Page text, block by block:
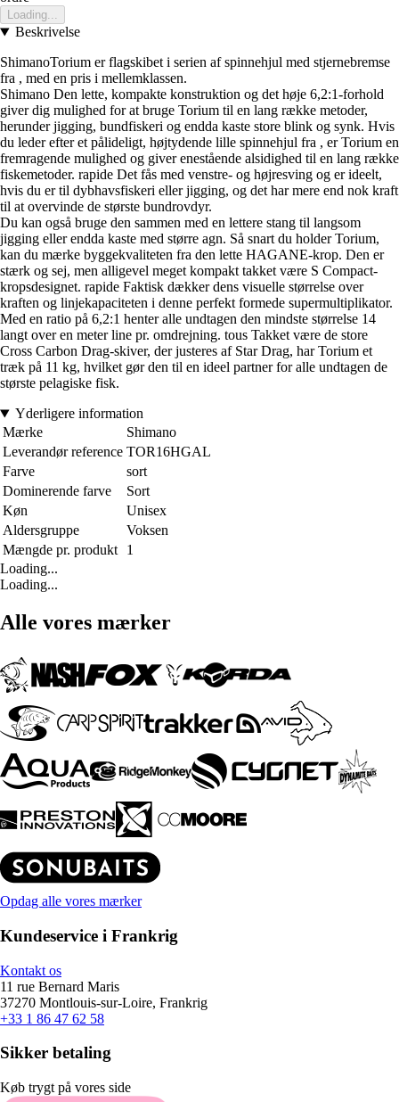
Loading...
Beskrivelse
ShimanoTorium er flagskibet i serien af spinnehjul med stjernebremse
fra , med en pris i mellemklassen.
Shimano Den lette, kompakte konstruktion og det høje 6,2:1-forhold
giver dig mulighed for at bruge Torium til en lang række metoder,
herunder jigging, bundfiskeri og endda kaste store blink og synk. Hvis
du leder efter et pålideligt, højtydende lille spinnehjul fra , er Torium en
fremragende mulighed og giver enestående alsidighed til en lang række
fiskemetoder. rapide Det fås med venstre- og højresving og er ideelt,
hvis du er til dybhavsfiskeri eller jigging, og det har mere end nok kraft
til at overvinde de største bundrovdyr.
Du kan også bruge den sammen med en lettere stang til langsom
jigging eller endda kaste med større agn. Så snart du holder Torium,
kan du mærke byggekvaliteten fra den lette HAGANE-krop. Den er
stærk og sej, men alligevel meget kompakt takket være S Compact-
kropsdesignet. rapide Faktisk dækker dens visuelle størrelse over
kraften og linjekapaciteten i denne perfekt formede supermultiplikator.
Med en ratio på 6,2:1 henter alle undtagen den mindste størrelse 14
langt over en meter line pr. omdrejning. tous Takket være de store
Cross Carbon Drag-skiver, der justeres af Star Drag, har Torium et
træk på 11 kg, hvilket gør den til en ideel partner for alle undtagen de
største pelagiske fisk.
Yderligere information
Mærke
Shimano
Leverandør reference TOR16HGAL
Farve
sort
Dominerende farve
Sort
Køn
Unisex
Aldersgruppe
Voksen
Mængde pr. produkt
1
Loading...
Loading...
Alle vores mærker
Opdag alle vores mærker
Kundeservice i Frankrig
Kontakt os
11 rue Bernard Maris
37270 Montlouis-sur-Loire, Frankrig
+33 1 86 47 62 58
Sikker betaling
Køb trygt på vores side